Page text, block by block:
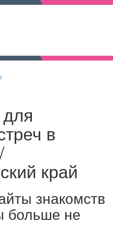
в
край
знакомств
больше не